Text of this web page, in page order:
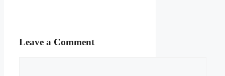
Leave a Comment